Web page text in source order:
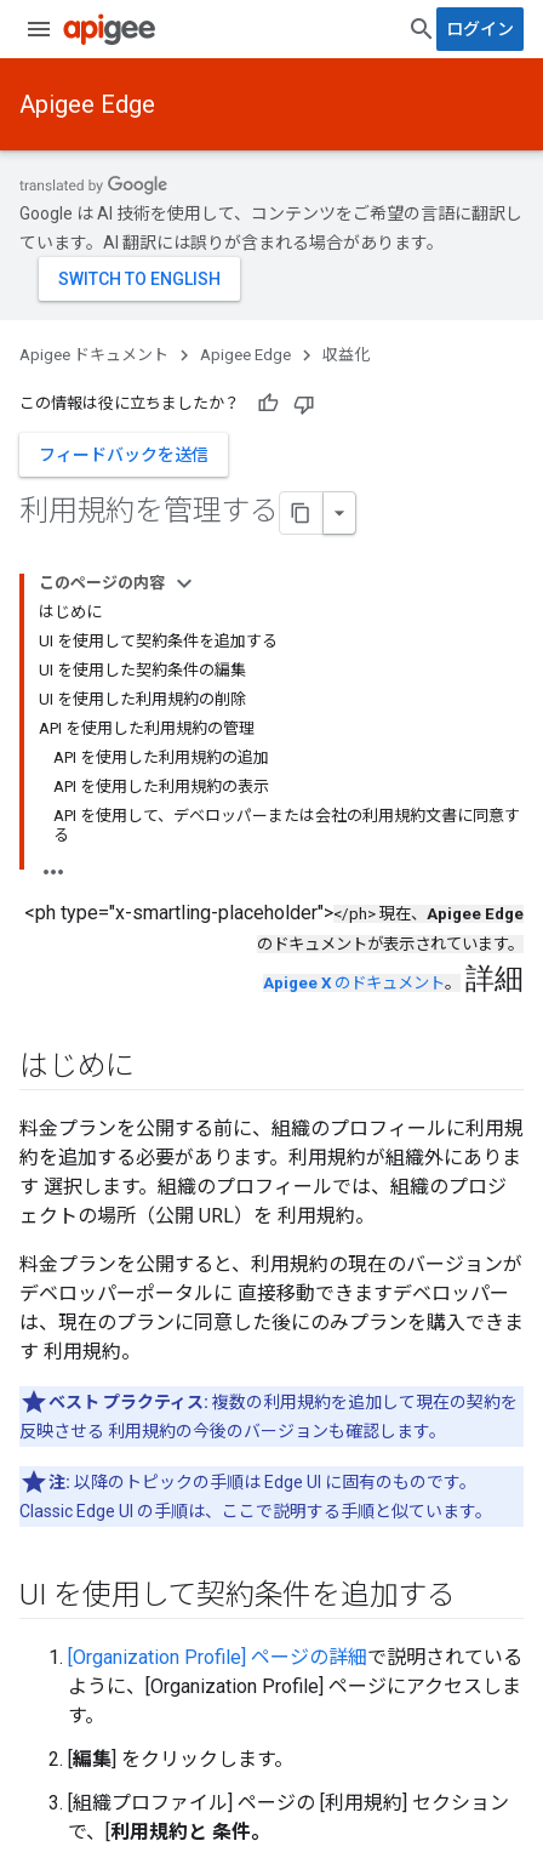
ログイン
Apigee Edge
Google は AI 技術を使用して、コンテンツをご希望の言語に翻訳し
ています。AI 翻訳には誤りが含まれる場合があります。
Apigee ドキュメント Apigee Edge 収益化
この情報は役に立ちましたか？
フィードバックを送信
利用規約を管理する
このページの内容
はじめに
UI を使用して契約条件を追加する
UI を使用した契約条件の編集
UI を使用した利用規約の削除
API を使用した利用規約の管理
API を使用した利用規約の追加
API を使用した利用規約の表示
API を使用して、デベロッパーまたは会社の利用規約文書に同意す
る
<ph type="x-smartling-placeholder"></ph> 現在、 Apigee Edge
のドキュメントが表示されています。
Apigee X のドキュメント。 詳細
はじめに
料金プランを公開する前に、組織のプロフィールに利用規
約を追加する必要があります。利用規約が組織外にありま
す 選択します。組織のプロフィールでは、組織のプロジ
ェクトの場所（公開 URL）を 利用規約。
料金プランを公開すると、利用規約の現在のバージョンが
デベロッパーポータルに 直接移動できますデベロッパー
は、現在のプランに同意した後にのみプランを購入できま
す 利用規約。
ベスト プラクティス: 複数の利用規約を追加して現在の契約を
反映させる 利用規約の今後のバージョンも確認します。
注: 以降のトピックの手順は Edge UI に固有のものです。
Classic Edge UI の手順は、ここで説明する手順と似ています。
UI を使用して契約条件を追加する
[Organization Profile] ページの詳細で説明されている
ように、[Organization Profile] ページにアクセスしま
す。
[編集] をクリックします。
[組織プロファイル] ページの [利用規約] セクション
で、[利用規約と 条件。